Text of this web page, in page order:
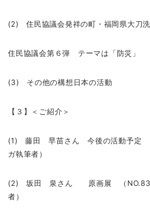
(2) 住民協議会発祥の町・福岡県大刀
住民協議会第６弾 テーマは「防災」
(3) その他の構想日本の活動
【３】＜ご紹介＞
(1) 藤田 早苗さん 今後の活動予定
ガ執筆者）
(2) 坂田 泉さん 原画展 （NO.836
者）